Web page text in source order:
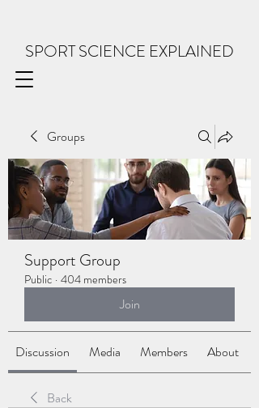
SPORT SCIENCE EXPLAINED
Groups
Support Group
Public · 404 members
Join
Discussion Media Members About
Back